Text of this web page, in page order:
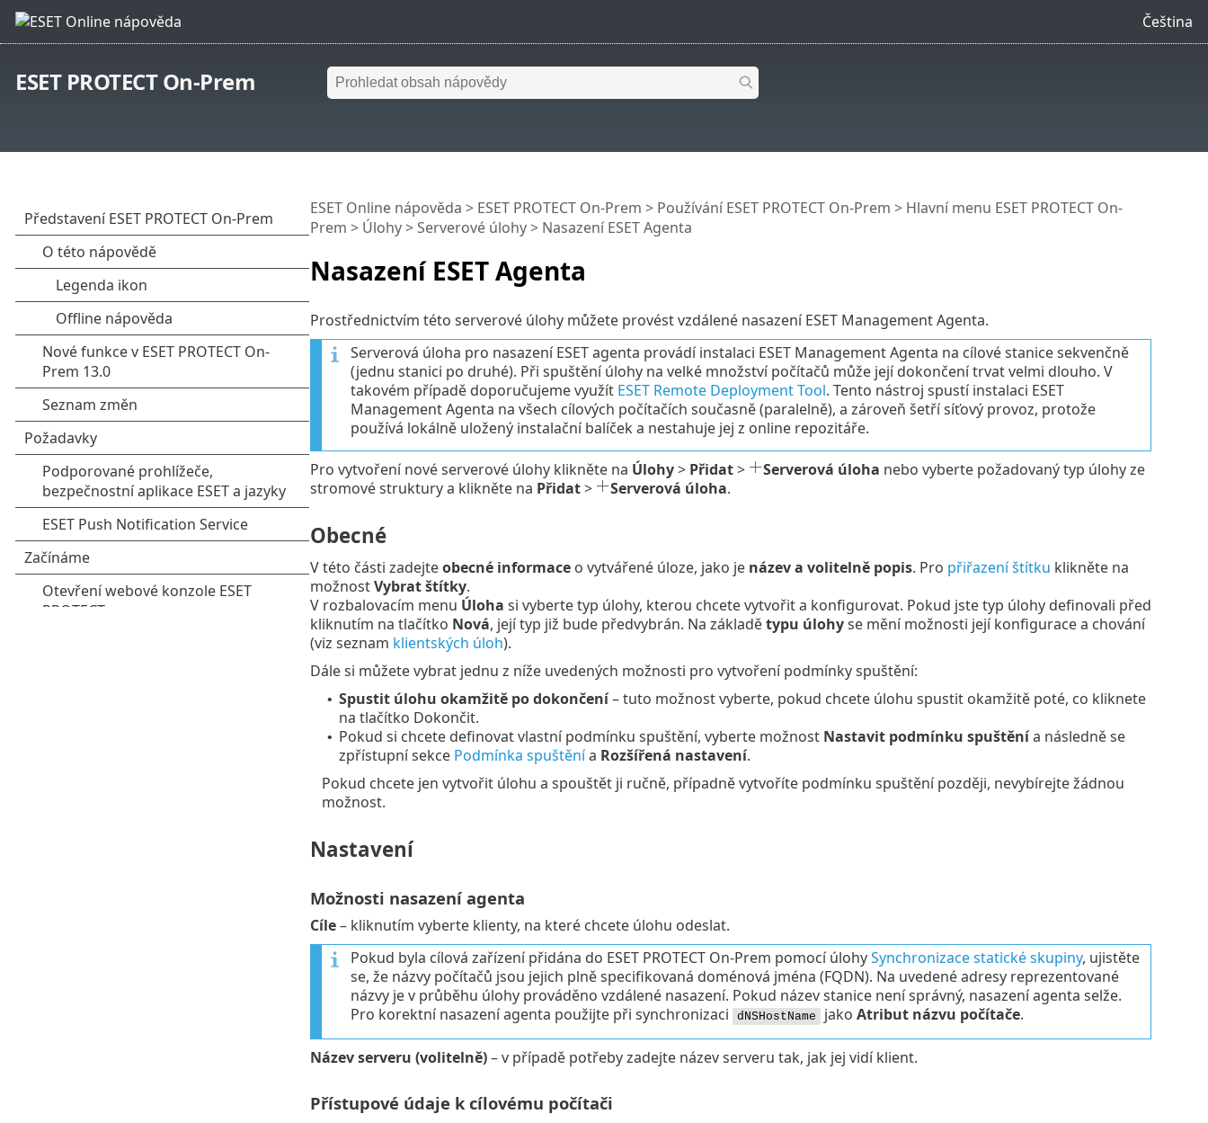
Čeština
ESET PROTECT On-Prem
Nasazení ESET Agenta
ESET Online nápověda > ESET PROTECT On-Prem > Používání ESET PROTECT On-Prem > Hlavní menu ESET PROTECT On-
Prem > Úlohy>Serverové úlohy> Nasazení ESET Agenta
Prostřednictvím této serverové úlohy můžete provést vzdálené nasazení ESET Management Agenta.
Serverová úloha pro nasazení ESET agenta provádí instalaci ESET Management Agenta na cílové stanice sekvenčně
(jednu stanici po druhé). Při spuštění úlohy na velké množství počítačů může její dokončení trvat velmi dlouho. V
takovém případě doporučujeme využít ESET Remote Deployment Tool. Tento nástroj spustí instalaci ESET
Management Agenta na všech cílových počítačích současně (paralelně), a zároveň šetří síťový provoz, protože
používá lokálně uložený instalační balíček a nestahuje jej z online repozitáře.
Pro vytvoření nové serverové úlohy klikněte na Úlohy> Přidat> Serverová úloha nebo vyberte požadovaný typ úlohy ze
stromové struktury a klikněte na Přidat> Serverová úloha.
Obecné
V této části zadejteobecné informaceo vytvářené úloze, jako je název a volitelně popis. Pro přiřazení štítku klikněte na
možnostVybrat štítky.
V rozbalovacím menu Úloha si vyberte typ úlohy, kterou chcete vytvořit a konfigurovat. Pokud jste typ úlohy definovali před
kliknutím na tlačítko Nová, její typ již bude předvybrán. Na základětypu úlohyse mění možnosti její konfigurace a chování
(viz seznam klientských úloh).
Dále si můžete vybrat jednu z níže uvedených možnosti pro vytvoření podmínky spuštění:
• Spustit úlohu okamžitě po dokončení– tuto možnost vyberte, pokud chcete úlohu spustit okamžitě poté, co kliknete
na tlačítko Dokončit.
• Pokud si chcete definovat vlastní podmínku spuštění, vyberte možnost Nastavit podmínku spuštěnía následně se
zpřístupní sekce Podmínka spuštěnía Rozšířená nastavení.
Pokud chcete jen vytvořit úlohu a spouštět ji ručně, případně vytvoříte podmínku spuštění později, nevybírejte žádnou
možnost.
Nastavení
Možnosti nasazení agenta
Cíle– kliknutím vyberte klienty, na které chcete úlohu odeslat.
Pokud byla cílová zařízení přidána do ESET PROTECT On-Prem pomocí úlohySynchronizace statické skupiny, ujistěte
se, že názvy počítačů jsou jejich plně specifikovaná doménová jména (FQDN). Na uvedené adresy reprezentované
názvy je v průběhu úlohy prováděno vzdálené nasazení. Pokud název stanice není správný, nasazení agenta selže.
Pro korektní nasazení agenta použijte při synchronizaci
dNSHostName jako Atribut názvu počítače.
Název serveru (volitelně)– v případě potřeby zadejte název serveru tak, jak jej vidí klient.
Přístupové údaje k cílovému počítači